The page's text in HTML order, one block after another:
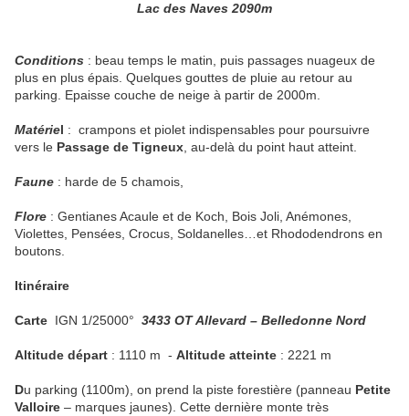
Lac des Naves 2090m
Conditions : beau temps le matin, puis passages nuageux de
plus en plus épais. Quelques gouttes de pluie au retour au
parking. Epaisse couche de neige à partir de 2000m.
Matériel : crampons et piolet indispensables pour poursuivre
vers le Passage de Tigneux , au-delà du point haut atteint.
Faune : harde de 5 chamois,
Flore : Gentianes Acaule et de Koch, Bois Joli, Anémones,
Violettes, Pensées, Crocus, Soldanelles…et Rhododendrons en
boutons.
Itinéraire
Carte IGN 1/25000° 3433 OT Allevard – Belledonne Nord
Altitude départ : 1110 m - Altitude atteinte : 2221 m
Du parking (1100m), on prend la piste forestière (panneau Petite
Valloire – marques jaunes). Cette dernière monte très